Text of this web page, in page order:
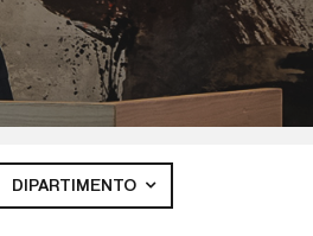
DIPARTIMENTO